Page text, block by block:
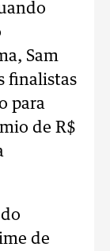
Sam
finalistas
para
de R$
de